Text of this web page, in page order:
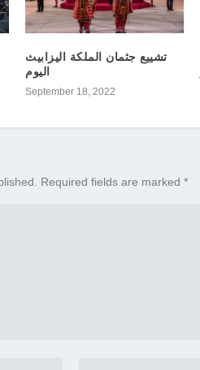
تشييع جثمان الملكة اليزابيث
اليوم
September 18, 2022
Required fields are marked*